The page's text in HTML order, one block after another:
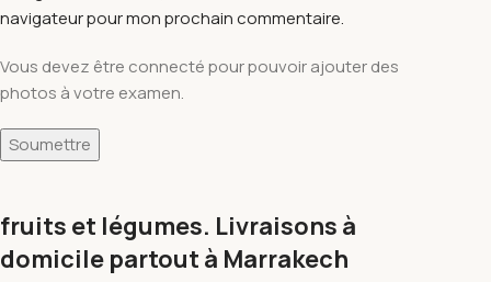
navigateur pour mon prochain commentaire.
Vous devez être connecté pour pouvoir ajouter des
photos à votre examen.
fruits et légumes. Livraisons à
domicile partout à Marrakech